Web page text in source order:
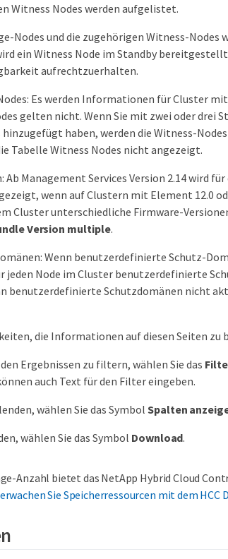
Witness Nodes werden aufgelistet.
Nodes und die zugehörigen Witness-Nodes
ein Witness Node im Standby
aufrechtzuerhalten.
Es werden Informationen für Cluster
gelten nicht. Wenn Sie mit zwei oder drei
haben, werden die Witness-
Tabelle Witness Nodes nicht angezeigt.
Management Services Version 2.14 wird für
wenn auf Clustern mit Element 12.0
Cluster unterschiedliche Firmware-
Version multiple.
Wenn benutzerdefinierte Schutz-
jeden Node im Cluster benutzerdefinierte
benutzerdefinierte Schutzdomänen nicht
die Informationen auf diesen Seiten zu
Ergebnissen zu filtern, wählen Sie das
auch Text für den Filter eingeben.
wählen Sie das Symbol Spalten
wählen Sie das Symbol Download.
Anzahl bietet das NetApp Hybrid Cloud
Sie Speicherressourcen mit dem HCC